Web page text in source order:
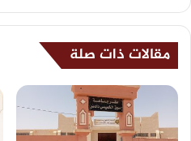
مقالات ذات صلة